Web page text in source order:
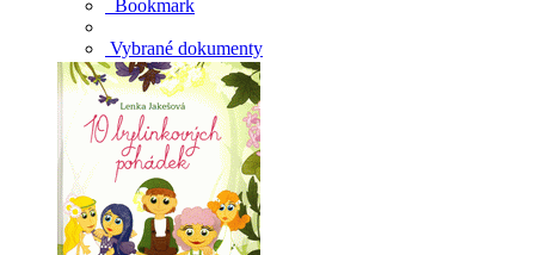
Bookmark
Vybrané dokumenty